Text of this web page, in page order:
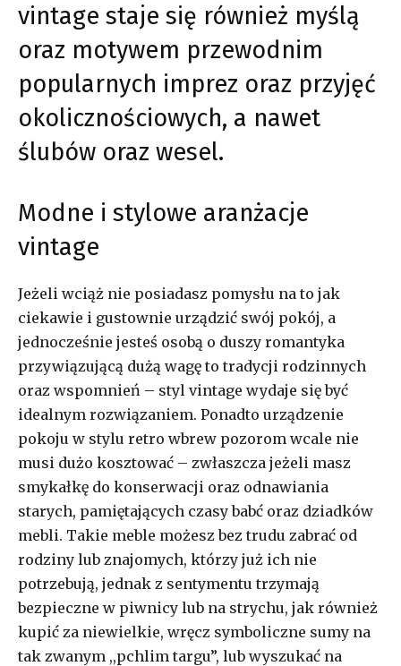
vintage staje się również myślą
oraz motywem przewodnim
popularnych imprez oraz przyjęć
okolicznościowych, a nawet
ślubów oraz wesel.
Modne i stylowe aranżacje
vintage
Jeżeli wciąż nie posiadasz pomysłu na to jak
ciekawie i gustownie urządzić swój pokój, a
jednocześnie jesteś osobą o duszy romantyka
przywiązującą dużą wagę to tradycji rodzinnych
oraz wspomnień – styl vintage wydaje się być
idealnym rozwiązaniem. Ponadto urządzenie
pokoju w stylu retro wbrew pozorom wcale nie
musi dużo kosztować – zwłaszcza jeżeli masz
smykałkę do konserwacji oraz odnawiania
starych, pamiętających czasy babć oraz dziadków
mebli. Takie meble możesz bez trudu zabrać od
rodziny lub znajomych, którzy już ich nie
potrzebują, jednak z sentymentu trzymają
bezpieczne w piwnicy lub na strychu, jak również
kupić za niewielkie, wręcz symboliczne sumy na
tak zwanym ,,pchlim targu”, lub wyszukać na